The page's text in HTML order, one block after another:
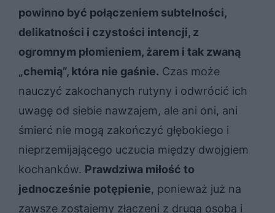
powinno być połączeniem subtelności,
delikatności i czystości intencji, z
ogromnym płomieniem, żarem i tak zwaną
„chemią”, która nie gaśnie. Czas może
nauczyć zakochanych rutyny i odwrócić ich
uwagę od siebie nawzajem, ale ani oni, ani
śmierć nie mogą zakończyć głębokiego i
nieprzemijającego uczucia między dwojgiem
kochanków. Prawdziwa miłość to
jednocześnie potępienie, ponieważ już na
zawsze zostajemy złączeni z drugą osobą i